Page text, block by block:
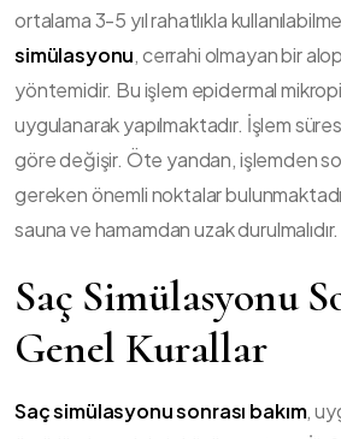
ortalama 3-5 yıl rahatlıkla
simülasyonu, cerrahi olmayan bir
yöntemidir. Bu işlem epidermal
uygulanarak yapılmaktadır. İşlem
göre değişir. Öte yandan, işlemden
gereken önemli noktalar
sauna ve hamamdan uzak durulmalıdır.
Saç Simülasyonu
Genel Kurallar
Saç simülasyonu sonrası bakım,